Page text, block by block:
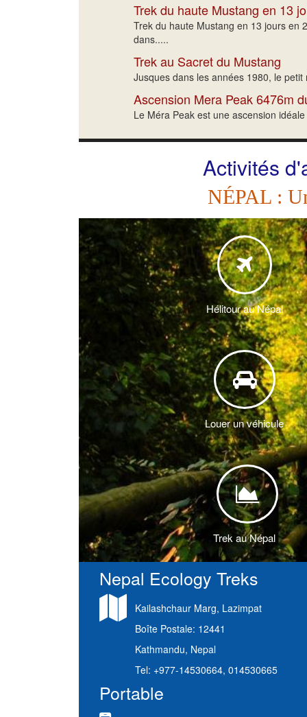
Trek du haute Mustang en 13
Trek du haute Mustang en 13 jours en
dans.....
Trek au Sacret du Mustang
Jusques dans les années 1980, le
Ascension Mera Peak 6476m
Le Méra Peak est une ascension
Activités
NÉPAL :
Hélitour au Népal
Louer un véhicule
<
Trek au Népal
Nepal Ecology Treks
Kailashchaur Marg, Lazimpat
Boîte Postale: 12441
Kathmandu, Nepal
Tel: +977-14530664, 014530665
Portable